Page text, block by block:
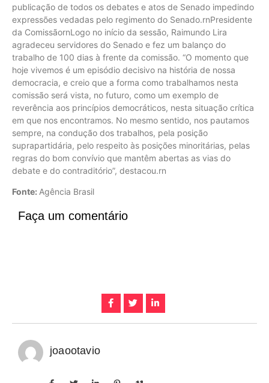
publicação de todos os debates e atos de Senado impedindo
expressões vedadas pelo regimento do Senado.rnPresidente
da ComissãornLogo no início da sessão, Raimundo Lira
agradeceu servidores do Senado e fez um balanço do
trabalho de 100 dias à frente da comissão. “O momento que
hoje vivemos é um episódio decisivo na história de nossa
democracia, e creio que a forma como trabalhamos nesta
comissão será vista, no futuro, como um exemplo de
reverência aos princípios democráticos, nesta situação crítica
em que nos encontramos. No mesmo sentido, nos pautamos
sempre, na condução dos trabalhos, pela posição
suprapartidária, pelo respeito às posições minoritárias, pelas
regras do bom convívio que mantêm abertas as vias do
debate e do contraditório”, destacou.rn
Fonte: Agência Brasil
Faça um comentário
joaootavio